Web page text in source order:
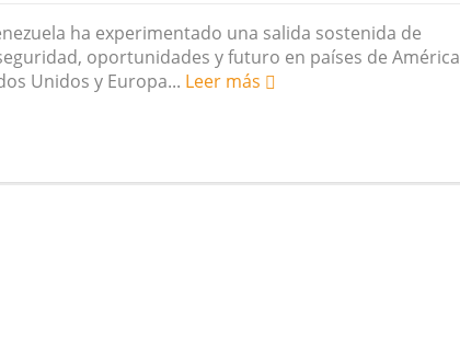
ha experimentado una salida sostenida de
oportunidades y futuro en países de América
Unidos y Europa... Leer más